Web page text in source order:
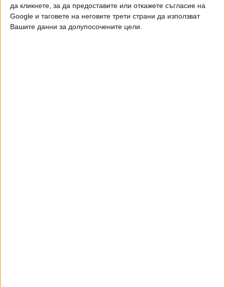
да кликнете, за да предоставите или откажете съгласие на
Google и таговете на неговите трети страни да използват
Вашите данни за долупосочените цели.
Димитър Димов в кабинета си.
Последвайте ни и в